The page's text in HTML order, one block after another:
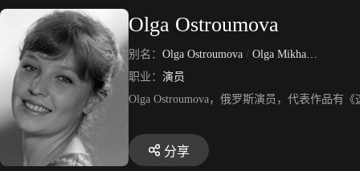
Olga Ostroumova
别名： Olga Ostroumova / Olga Mikhaylovna Ostroumova
职业： 演员
Olga Ostroumova，俄罗斯演员，代表作品有
分享